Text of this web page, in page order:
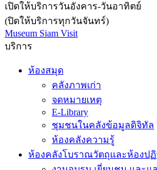
เปิดให้บริการวันอังคาร-วันอาทิตย์
(ปิดให้บริการทุกวันจันทร์)
Museum Siam Visit
บริการ
ห้องสมุด
คลังภาพเก่า
จดหมายเหตุ
E-Library
ชุมชนในคลังข้อมูลดิจิทัล
ห้องคลังความรู้
ห้องคลังโบราณวัตถุและห้องป